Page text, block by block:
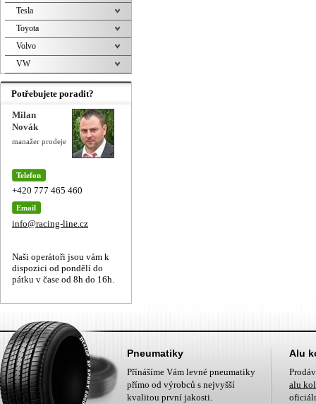
Tesla
Toyota
Volvo
VW
Potřebujete poradit?
Milan
Novák
manažer prodeje
Telefon
+420 777 465 460
Email
info@racing-line.cz
Naši operátoři jsou vám k
dispozici od pondělí do
pátku v čase od 8h do 16h.
Pneumatiky
Přínášíme Vám levné pneumatiky
přímo od výrobců s nejvyšší
kvalitou první jakosti.
Alu
alu